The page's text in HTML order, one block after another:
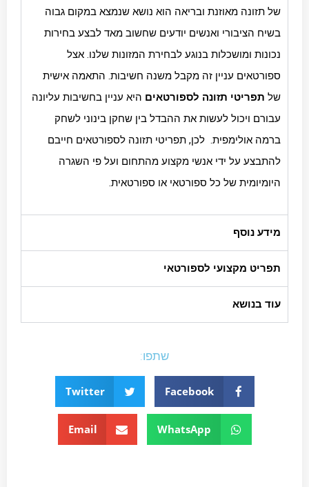
של תזונה מאוזנת ובריאה הוא נושא שנמצא במקום גבוה
בשיח הציבורי ואנשים יודעים שחשוב מאד לבצע בחירות
נכונות ומושכלות בנוגע לבחירת המזונות שלנו. אצל
ספורטאים עניין זה מקבל משנה חשיבות. התאמה אישית
של תפריטי תזונה לספורטאים היא עניין בחשיבות עליונה
עבורם ויכול לעשות את ההבדל בין שחקן בינוני לשחק
ברמה אולימפית. לכן, תפריטי תזונה לספורטאים חייבם
להתבצע על ידי אנשי מקצוע מהתחום ועל פי השגרה
היומיומית של כל ספורטאי או ספורטאית.
מידע נוסף
תפריט מקצועי לספורטאי
עוד בנושא
שתפו:
Facebook
Twitter
WhatsApp
Email